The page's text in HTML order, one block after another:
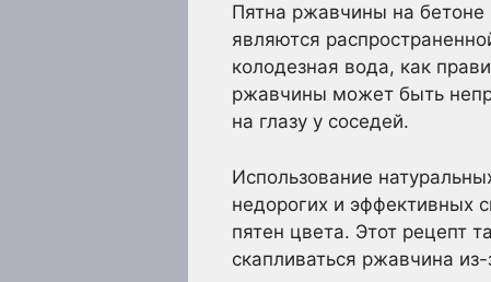
Пятна ржавчины на
являются
колодезная вода, как
ржавчины может быть
на глазу у соседей.
Использование
недорогих и эффективных
пятен цвета. Этот рецепт
скапливаться ржавчина